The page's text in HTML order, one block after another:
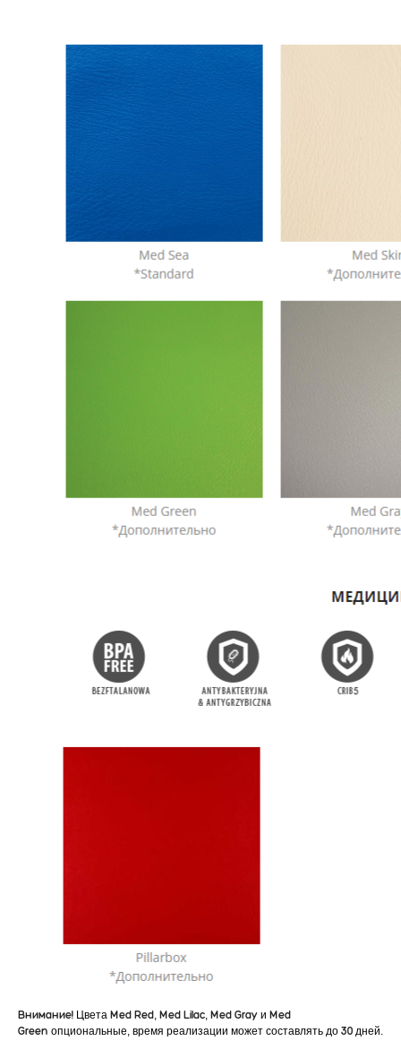
Внимание! Цвета Med Red, Med Lilac, Med Gray и Med
Green опциональные, время реализации может составлять до 30 дней.